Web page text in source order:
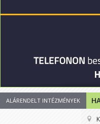
ALÁRENDELT INTÉZMÉNYEK